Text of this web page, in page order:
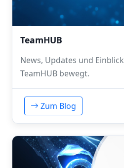
TeamHUB
News, Updates und
TeamHUB bewegt.
Zum Blog